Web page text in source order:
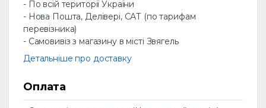
- По всій території України
- Нова Пошта, Делівері, САТ (по тарифам
перевізника)
- Самовивіз з магазину в місті Звягель
Детальніше про доставку
Оплата